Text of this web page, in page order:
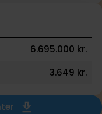
6.695.000 kr.
3.649 kr.